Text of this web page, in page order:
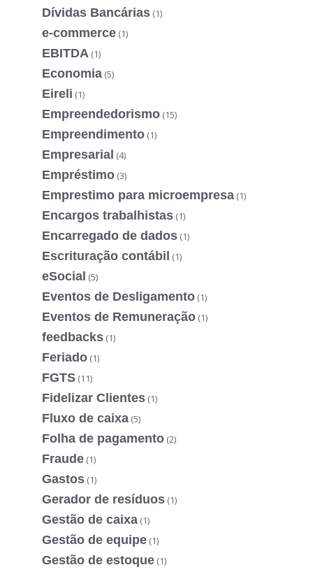
Dívidas Bancárias (1)
e-commerce (1)
EBITDA (1)
Economia (5)
Eireli (1)
Empreendedorismo (15)
Empreendimento (1)
Empresarial (4)
Empréstimo (3)
Emprestimo para microempresa (1)
Encargos trabalhistas (1)
Encarregado de dados (1)
Escrituração contábil (1)
eSocial (5)
Eventos de Desligamento (1)
Eventos de Remuneração (1)
feedbacks (1)
Feriado (1)
FGTS (11)
Fidelizar Clientes (1)
Fluxo de caixa (5)
Folha de pagamento (2)
Fraude (1)
Gastos (1)
Gerador de resíduos (1)
Gestão de caixa (1)
Gestão de equipe (1)
Gestão de estoque (1)